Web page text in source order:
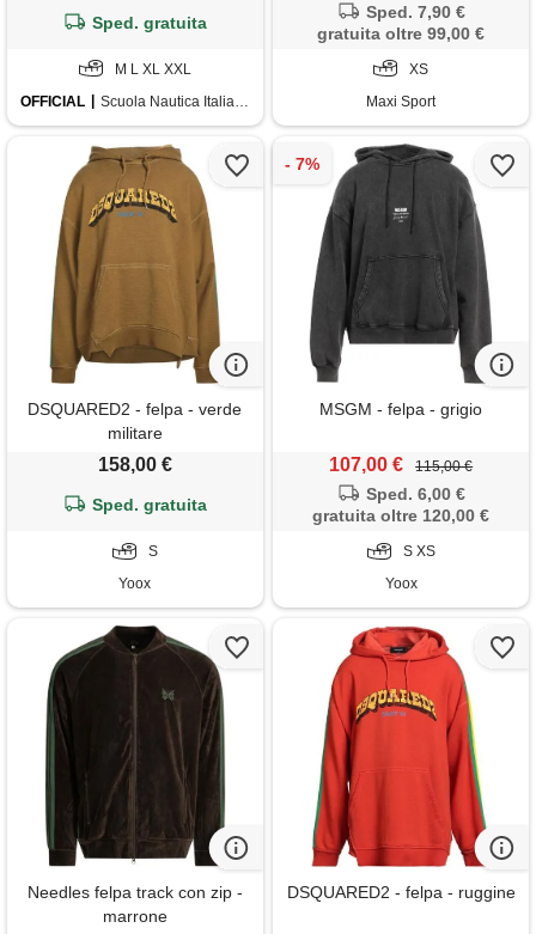
Sped. gratuita
M L XL XXL
OFFICIAL
Scuola Nautica Italiana
Sped. 7,90 €
gratuita oltre 99,00 €
XS
Maxi Sport
DSQUARED2 - felpa - verde
militare
158,00 €
Sped. gratuita
S
Yoox
MSGM - felpa - grigio
107,00 € 115,00 €
Sped. 6,00 €
gratuita oltre 120,00 €
S XS
Yoox
Needles felpa track con zip -
marrone
DSQUARED2 - felpa - ruggine